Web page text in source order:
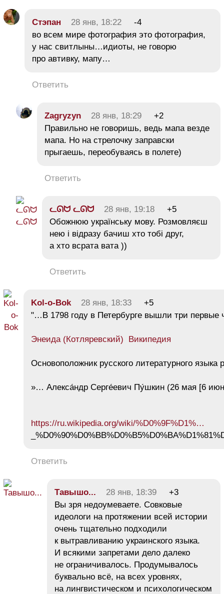
Стэпан 28 янв, 18:22
-4
во всем мире фотография это фотография,
у нас свитлыны…идиоты, не говорю
про автивку, мапу…
Ответить
Zagryzyn 28 янв, 18:29
+2
Правильно не говоришь, ведь мапа везде
мапа. Но на стрелочку заправски
прыгаешь, переобуваясь в полете)
Ответить
ᓚᘏᗢ ᓚᘏᗢ 28 янв, 19:18
+5
Обожнюю українську мову. Розмовляєш
нею і відразу бачиш хто тобі друг,
а хто всрата вата ))
Ответить
Kol-o-Bok 28 янв, 18:33
+5
"…В 1798 году в Петербурге вышли три первые
Энеида (Котляревский) Википедия
Основоположник русского литературного языка
»… Алекса́ндр Серге́евич Пу́шкин (26 мая [6
https://ru.wikipedia.org/wiki/%D0%9F%D1%…
Ответить
Тавышо... 28 янв, 18:39
+3
Вы зря недоумеваете. Совковые
идеологи на протяжении всей истории
очень тщательно подходили
к вытравливанию украинского языка.
И всякими запретами дело далеко
не ограничивалось. Продумывалось
буквально всё, на всех уровнях,
на лингвистическом и психологическом